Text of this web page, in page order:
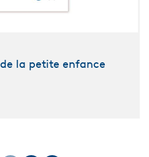
la petite enfance